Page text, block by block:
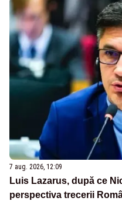
7 aug. 2026, 12:09
Luis Lazarus, după ce
perspectiva trecerii